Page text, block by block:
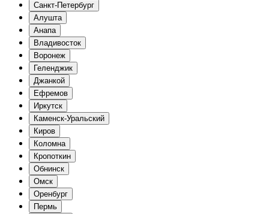
Санкт-Петербург
Алушта
Анапа
Владивосток
Воронеж
Геленджик
Джанкой
Ефремов
Иркутск
Каменск-Уральский
Киров
Коломна
Кропоткин
Обнинск
Омск
Оренбург
Пермь